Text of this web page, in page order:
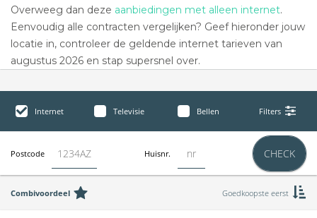
Overweeg dan deze aanbiedingen met alleen internet.
Eenvoudig alle contracten vergelijken? Geef hieronder jouw
locatie in, controleer de geldende internet tarieven van
augustus 2026 en stap supersnel over.
Internet Televisie Bellen Filters
Postcode Huisnr. CHECK
Combivoordeel Goedkoopste eerst